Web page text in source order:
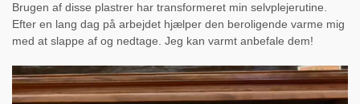
Brugen af disse plastrer har transformeret min selvplejerutine.
Efter en lang dag på arbejdet hjælper den beroligende varme mig
med at slappe af og nedtage. Jeg kan varmt anbefale dem!